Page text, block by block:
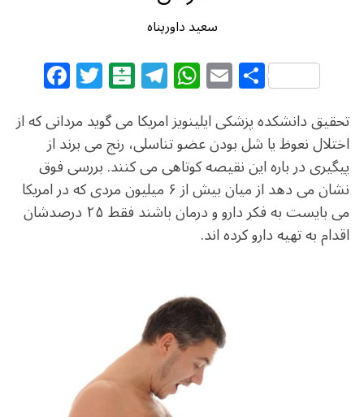
سعید داورپناه
F
a
c
e
b
o
o
T
w
itt
e
r
B
al
at
ar
in
T
el
e
g
ra
m
W
h
at
s
A
p
p
E
m
ai
l
S
h
ar
e
تحقیق دانشکده پزشکی ایلینویز امریکا می گوید مردانی که از
اختلال نعوظ یا شل بودن عضو تناسلی، رنج می برند از
پیگیری در باره این نقیصه کوتاهی می کنند. بررسی فوق
نشان می دهد از میان بیش از ۶ میلیون مردی که در امریکا
می بایست به فکر دارو و درمان باشند فقط ۲۵ درصدشان
اقدام به تهیه دارو کرده اند.